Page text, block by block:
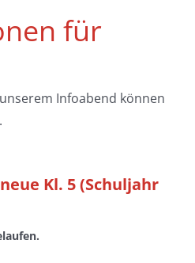
für
Infoabend können
.
Kl. 5 (Schuljahr